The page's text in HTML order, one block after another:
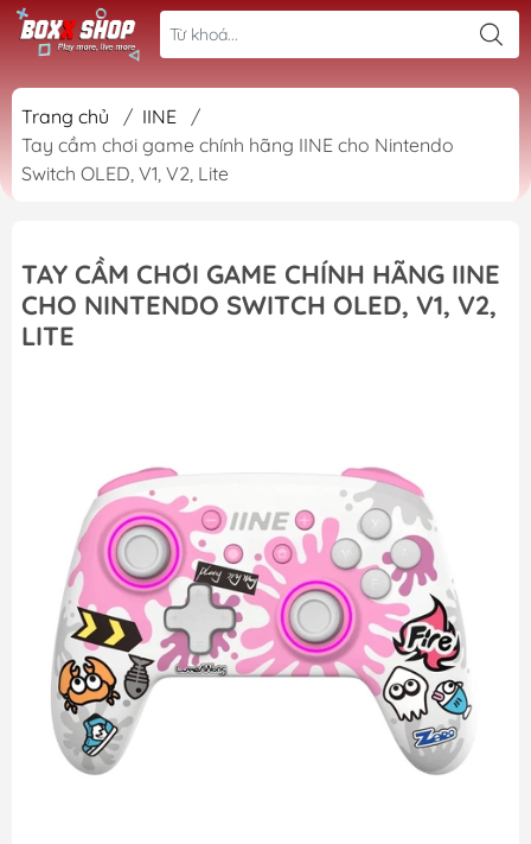
Trang chủ / IINE
/
Tay cầm chơi game chính hãng IINE cho Nintendo
Switch OLED, V1, V2, Lite
TAY CẦM CHƠI GAME CHÍNH HÃNG IINE
CHO NINTENDO SWITCH OLED, V1, V2,
LITE